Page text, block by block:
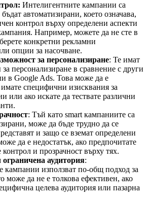
Интелигентните кампании са
автоматизирани, което означава,
контрол върху определени аспекти
Например, можете да не сте в
конкретни рекламни
опции за насочване.
за персонализиране: Те имат
персонализиране в сравнение с други
в Google Ads. Това може да е
имате специфични изисквания за
или ако искате да тествате различни
: Тъй като smart кампаниите са
може да бъде трудно да се
и защо се вземат определени
да е недостатък, ако предпочитате
контрол и прозрачност върху тях.
аудитория:
кампании използват по-общ подход за
може да не е толкова ефективен, ако
целева аудитория или пазарна